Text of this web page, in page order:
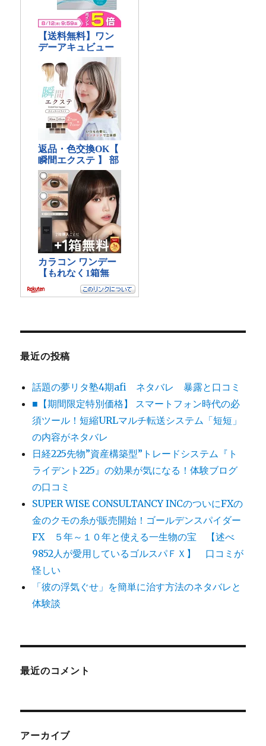
最近の投稿
話題の夢リタ塾4期afi ネタバレ 暴露と口コミ
■【期間限定特別価格】 スマートフォン時代の必
須ツール！短縮URLマルチ転送システム「短短」
の内容がネタバレ
日経225先物”資産構築型”トレードシステム『ト
ライデント225』の効果が気になる！体験ブログ
の口コミ
SUPER WISE CONSULTANCY INCのついにFXの
金のクモの糸が販売開始！ゴールデンスパイダー
FX ５年～１０年と使える一生物の宝 【述べ
9852人が愛用しているゴルスパＦＸ】 口コミが
怪しい
「彼の浮気ぐせ」を簡単に治す方法のネタバレと
体験談
最近のコメント
アーカイブ